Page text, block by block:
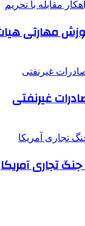
تجاری آمریکا